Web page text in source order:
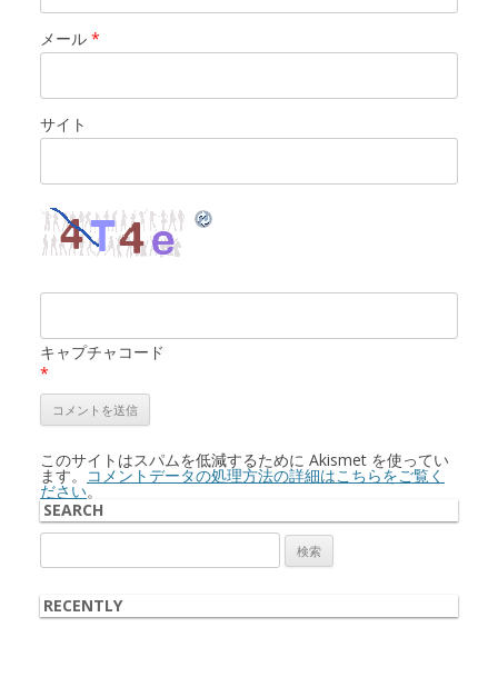
メール *
サイト
キャプチャコード
*
このサイトはスパムを低減するために Akismet を使ってい
ます。 コメントデータの処理方法の詳細はこちらをご覧く
ださい。
SEARCH
索:
RECENTLY